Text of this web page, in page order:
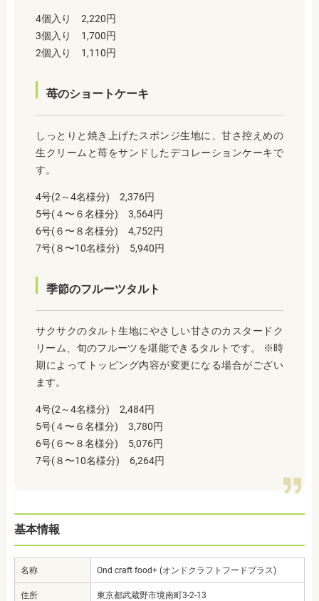
4個入り 2,220円
3個入り 1,700円
2個入り 1,110円
苺のショートケーキ
しっとりと焼き上げたスポンジ生地に、甘さ控えめの
生クリームと苺をサンドしたデコレーションケーキで
す。
4号(2～4名様分) 2,376円
5号(４〜６名様分) 3,564円
6号(６〜８名様分) 4,752円
7号(８〜10名様分) 5,940円
季節のフルーツタルト
サクサクのタルト生地にやさしい甘さのカスタードク
リーム、旬のフルーツを堪能できるタルトです。 ※時
期によってトッピング内容が変更になる場合がござい
ます。
4号(2～4名様分) 2,484円
5号(４〜６名様分) 3,780円
6号(６〜８名様分) 5,076円
7号(８〜10名様分) 6,264円
基本情報
名称 Ond craft food+ (オンドクラフトフードプラス)
住所 東京都武蔵野市境南町3-2-13